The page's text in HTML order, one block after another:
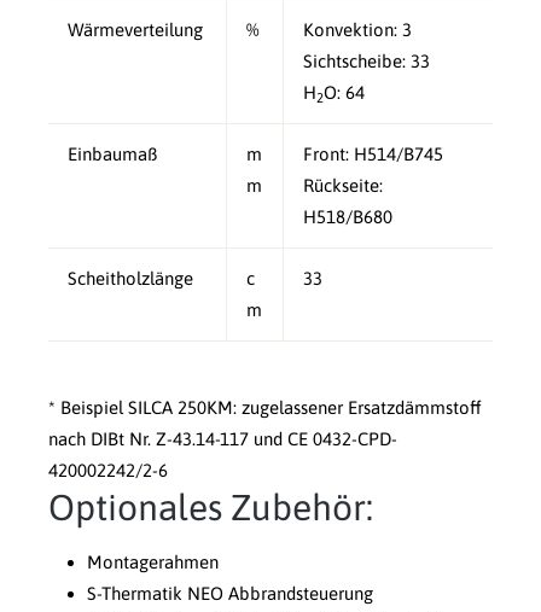
Wärmeverteilung %
Konvektion: 3
Sichtscheibe: 33
H2O: 64
Einbaumaß
m
m
Front: H514/B745
Rückseite:
H518/B680
Scheitholzlänge
c
m
33
* Beispiel SILCA 250KM: zugelassener Ersatzdämmstoff
nach DIBt Nr. Z-43.14-117 und CE 0432-CPD-
420002242/2-6
Optionales Zubehör:
Montagerahmen
S-Thermatik NEO Abbrandsteuerung